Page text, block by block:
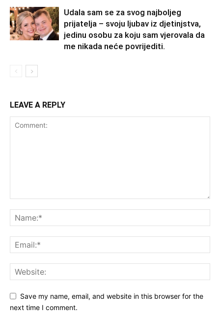
Udala sam se za svog najboljeg
prijatelja – svoju ljubav iz djetinjstva,
jedinu osobu za koju sam vjerovala da
me nikada neće povrijediti.
LEAVE A REPLY
Save my name, email, and website in this browser for the
next time I comment.